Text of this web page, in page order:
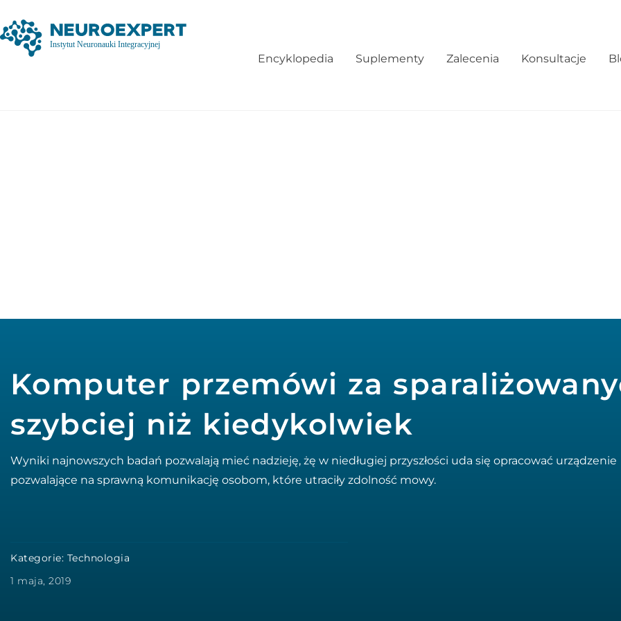
Encyklopedia Suplementy Zalecenia Konsultacje
Komputer przemówi za
szybciej niż kiedykolwiek
Wyniki najnowszych badań pozwalają mieć nadzieję, żę w niedługiej przyszłości uda się opracować urządzenie
pozwalające na sprawną komunikację osobom, które utraciły zdolność mowy.
Kategorie: Technologia
1 maja, 2019